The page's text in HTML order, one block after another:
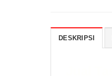
DESKRIPSI